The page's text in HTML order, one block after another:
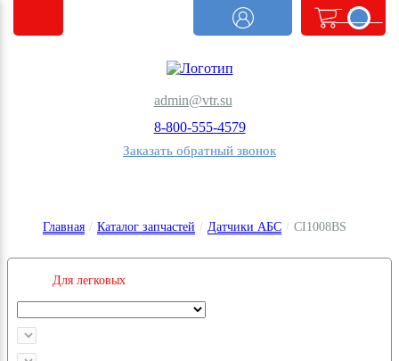
admin@vtr.su
8-800-555-4579
Заказать обратный звонок
order.count
|| 0 @>
Главная / Каталог запчастей / Датчики АБС / CI1008BS
Для легковых